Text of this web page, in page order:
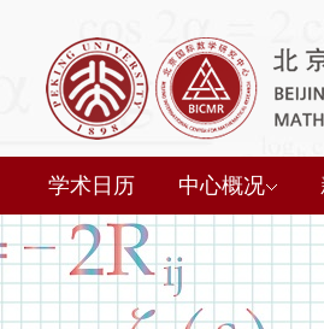
学术日历 中心概况